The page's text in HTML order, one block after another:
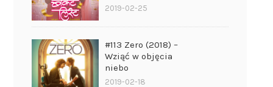
2019-02-25
#113 Zero (2018) –
Wziąć w objęcia
niebo
2019-02-18